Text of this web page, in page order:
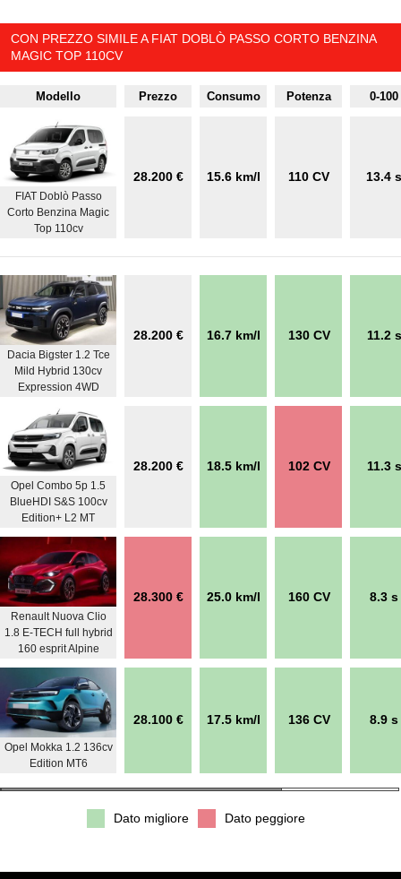
CON PREZZO SIMILE A FIAT DOBLÒ PASSO CORTO BENZINA
MAGIC TOP 110CV
Modello Prezzo Consumo Potenza 0-100
FIAT Doblò Passo
Corto Benzina Magic
Top 110cv
28.200 € 15.6 km/l 110 CV 13.4 s
Dacia Bigster 1.2 Tce
Mild Hybrid 130cv
Expression 4WD
28.200 € 16.7 km/l 130 CV 11.2 s
Opel Combo 5p 1.5
BlueHDI S&S 100cv
Edition+ L2 MT
28.200 € 18.5 km/l 102 CV 11.3 s
Renault Nuova Clio
1.8 E-TECH full hybrid
160 esprit Alpine
28.300 € 25.0 km/l 160 CV 8.3 s
Opel Mokka 1.2 136cv
Edition MT6
28.100 € 17.5 km/l 136 CV 8.9 s
Dato migliore Dato peggiore